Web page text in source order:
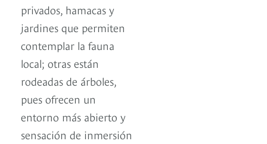
privados, hamacas y
jardines que permiten
contemplar la fauna
local; otras están
rodeadas de árboles,
pues ofrecen un
entorno más abierto y
sensación de inmersión